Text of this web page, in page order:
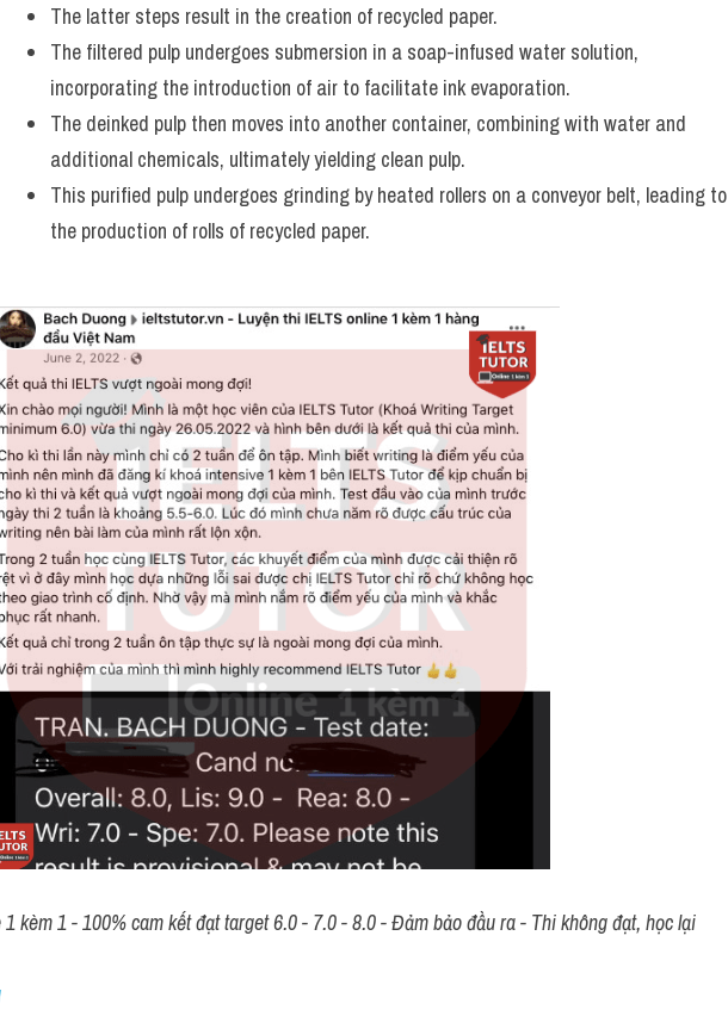
The latter steps result in the creation of recycled paper.
The filtered pulp undergoes submersion in a soap-infused water solution,
incorporating the introduction of air to facilitate ink evaporation.
The deinked pulp then moves into another container, combining with water and
additional chemicals, ultimately yielding clean pulp.
This purified pulp undergoes grinding by heated rollers on a conveyor belt, leading to
the production of rolls of recycled paper.
kèm 1 - 100% cam kết đạt target 6.0 - 7.0 - 8.0 - Đảm bảo đầu ra - Thi không đạt, học lại